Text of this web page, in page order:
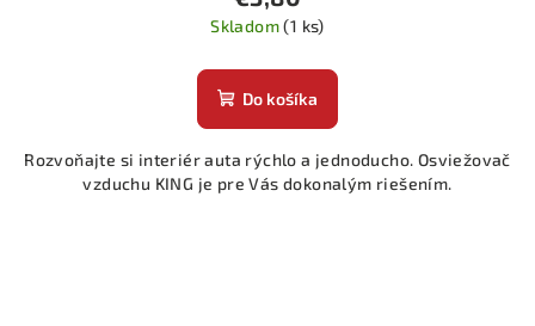
Skladom(1 ks)
Do košíka
Rozvoňajte si interiér auta rýchlo a jednoducho. Osviežovač
vzduchu KING je pre Vás dokonalým riešením.